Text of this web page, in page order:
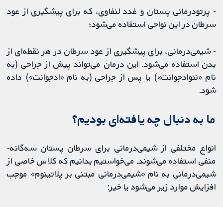
- پرتودرمانی پستان و غدد لنفاوی، که برای پیشگیری از عود
سرطان در این نواحی استفاده می‌شود؛
- شیمی‌درمانی، برای پیشگیری از عود سرطان در هر نقطه‌ای از
بدن استفاده می‌شود. این درمان می‌تواند پیش از جراحی (به
نام «نئوادجوانت») یا پس از جراحی (به نام «ادجوانت») داده
شود.
ما به دنبال چه یافته‌ای بودیم؟
انواع مختلفی از شیمی‌درمانی برای سرطان پستان سه‌گانه-
منفی استفاده می‌شوند. می‌خواستیم بدانیم که کلاس خاصی از
شیمی‌درمانی به نام «شیمی‌درمانی مبتنی بر پلاتینوم» موجب
افزایش موارد زیر می‌شود یا خیر: